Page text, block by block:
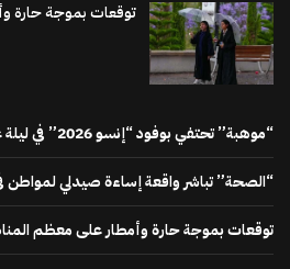
توقعات بموجة حارة
“موهبة” تحتفي بوفود “إنسو 2026” في ليلة عالمية
“الصحة” تباشر واقعة إساءة صيدلي لمواطن
توقعات بموجة حارة وأمطار على معظم